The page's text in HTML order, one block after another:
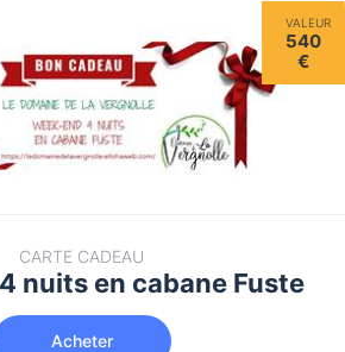
VALEUR
540
€
CARTE CADEAU
nuits en cabane Fuste
Acheter